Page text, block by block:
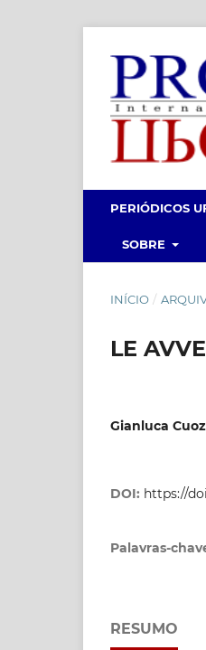
PERIÓDICOS
SOBRE
INÍCIO /
LE
Gianluca
DOI: https://
Palavras-
RESUMO